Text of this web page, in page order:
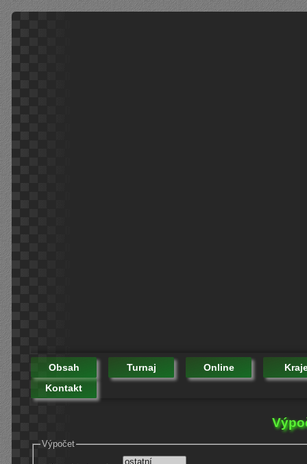
Obsah Turnaj Online
Kontakt
Výpočet